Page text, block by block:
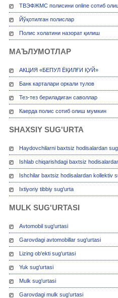
ТВЭФЖМС полисини online сотиб
Йўқотилган полислар
Полис холатини назорат қилиш
МАЪЛУМОТЛАР
АКЦИЯ «БЕПУЛ ЁҚИЛҒИ ҚУЙ»
Банк карталари оркали тулов
Тез-тез бериладиган саволлар
Каерда полис сотиб олиш мумкин
SHAXSIY SUG'URTA
Haydovchilarni baxtsiz hodisalardan
Ishlab chiqarishdagi baxtsiz
Ishchilar baxtsiz hodisalardan kollektiv
Ixtiyoriy tibbiy sug'urta
MULK SUG'URTASI
Avtomobil sug'urtasi
Garovdagi avtomobillar sug'urtasi
Lizing ob'ekti sug'urtasi
Yuk sug'urtasi
Mulk sug'urtasi
Garovdagi mulk sug'urtasi